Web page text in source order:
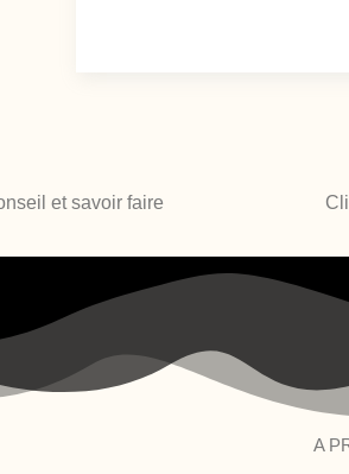
et savoir faire
A